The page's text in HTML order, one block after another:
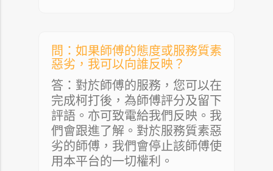
問：如果師傅的態度或服務質素
惡劣，我可以向誰反映？
答：對於師傅的服務，您可以在
完成柯打後，為師傅評分及留下
評語。亦可致電給我們反映。我
們會跟進了解。對於服務質素惡
劣的師傅，我們會停止該師傅使
用本平台的一切權利。